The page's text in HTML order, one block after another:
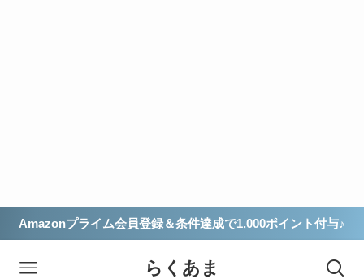
Amazonプライム会員登録＆条件達成で1,000ポイント付与♪
らくあま